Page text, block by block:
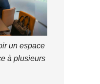
un espace
à plusieurs